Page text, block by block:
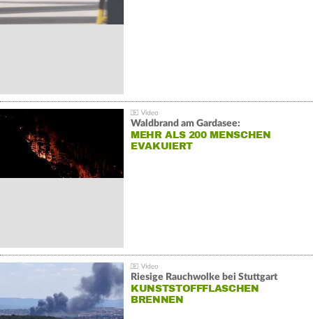
Waldbrand am Gardasee:
MEHR ALS 200 MENSCHEN
EVAKUIERT
Riesige Rauchwolke bei Stuttgart
KUNSTSTOFFFLASCHEN
BRENNEN